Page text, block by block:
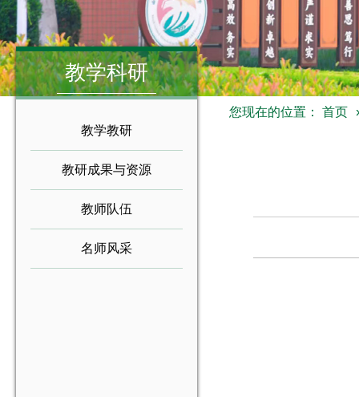
教学科研
教学教研
教研成果与资源
教师队伍
名师风采
您现在的位置： 首页